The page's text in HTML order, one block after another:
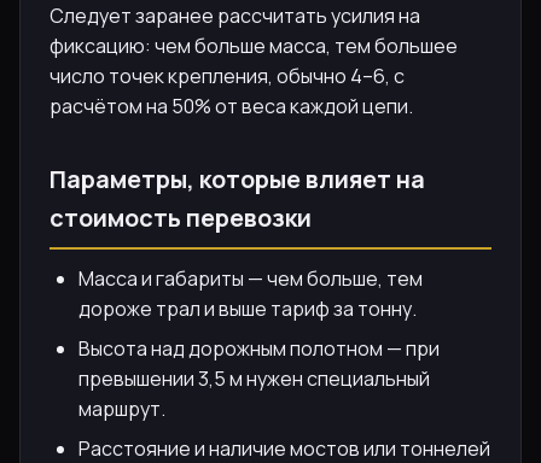
Следует заранее рассчитать усилия на
фиксацию: чем больше масса, тем большее
число точек крепления, обычно 4–6, с
расчётом на 50% от веса каждой цепи.
Параметры, которые влияет на
стоимость перевозки
Масса и габариты — чем больше, тем
дороже трал и выше тариф за тонну.
Высота над дорожным полотном — при
превышении 3,5 м нужен специальный
маршрут.
Расстояние и наличие мостов или тоннелей